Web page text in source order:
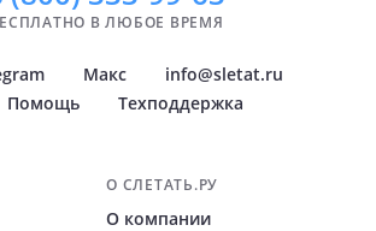
В ЛЮБОЕ ВРЕМЯ
Макс
info@sletat.ru
Помощь
Техподдержка
по сайтуО СЛЕТАТЬ.РУ
О компании